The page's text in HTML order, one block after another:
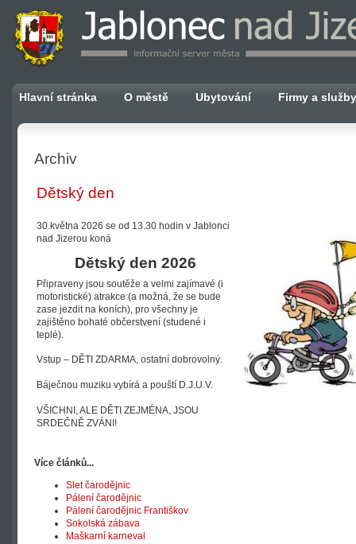
Hlavní stránka O městě Ubytování Firmy a služby
Archiv
Dětský den
30.května 2026 se od 13.30 hodin v Jablonci
nad Jizerou koná
Dětský den 2026
Připraveny jsou soutěže a velmi zajímavé (i
motoristické) atrakce (a možná, že se bude
zase jezdit na koních), pro všechny je
zajištěno bohaté občerstvení (studené i
teplé).
Vstup – DĚTI ZDARMA, ostatní dobrovolný.
Báječnou muziku vybírá a pouští D.J.U.V.
VŠICHNI, ALE DĚTI ZEJMÉNA, JSOU
SRDEČNĚ ZVÁNI!
Více článků...
Slet čarodějnic
Pálení čarodějnic
Pálení čarodějnic Františkov
Sokolská zábava
Maškarní karneval